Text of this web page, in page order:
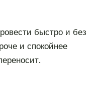
быстро и без
и спокойнее